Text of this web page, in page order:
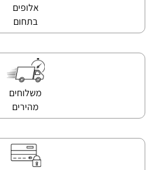
אלופים
בתחום
משלוחים
מהירים